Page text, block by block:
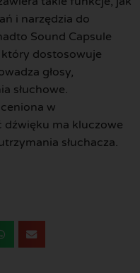
i narzędzia do
Sound Capsule
który dostosowuje
głosy,
słuchowe.
w
ma kluczowe
słuchacza.